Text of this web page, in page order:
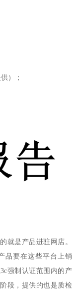
）；
就是产品进驻网店。
品要在这些平台上销
强制认证范围内的产
段，提供的也是质检